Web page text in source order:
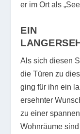
er im Ort als
EIN
Als sich diesen
die Türen zu
ging für ihn ein
ersehnter
zu einer
Wohnräume